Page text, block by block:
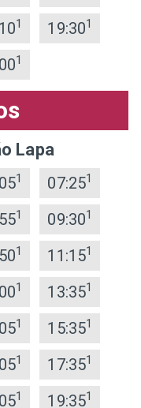
1 19:301
1
Lapa
1 07:251
1 09:301
1 11:151
1 13:351
1 15:351
1 17:351
1 19:351